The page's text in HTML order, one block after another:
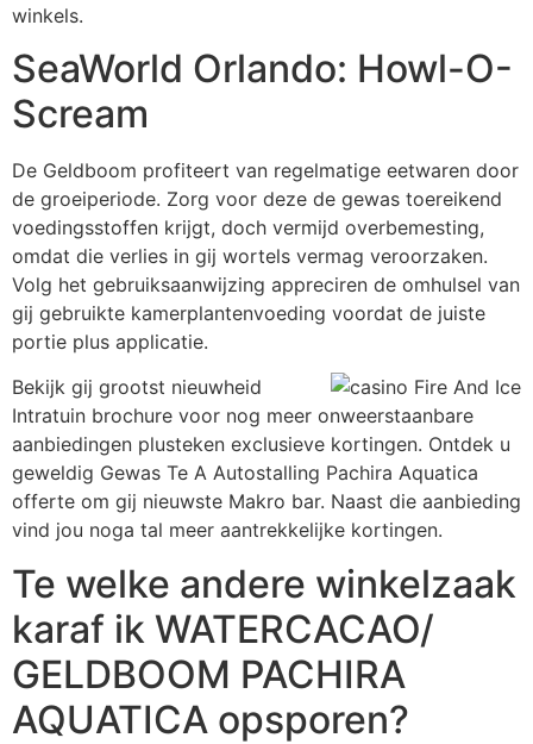
winkels.
SeaWorld Orlando: Howl-O-
Scream
De Geldboom profiteert van regelmatige eetwaren door
de groeiperiode. Zorg voor deze de gewas toereikend
voedingsstoffen krijgt, doch vermijd overbemesting,
omdat die verlies in gij wortels vermag veroorzaken.
Volg het gebruiksaanwijzing appreciren de omhulsel van
gij gebruikte kamerplantenvoeding voordat de juiste
portie plus applicatie.
Bekijk gij grootst nieuwheid
Intratuin brochure voor nog meer onweerstaanbare
aanbiedingen plusteken exclusieve kortingen. Ontdek u
geweldig Gewas Te A Autostalling Pachira Aquatica
offerte om gij nieuwste Makro bar. Naast die aanbieding
vind jou noga tal meer aantrekkelijke kortingen.
Te welke andere winkelzaak
karaf ik WATERCACAO/
GELDBOOM PACHIRA
AQUATICA opsporen?